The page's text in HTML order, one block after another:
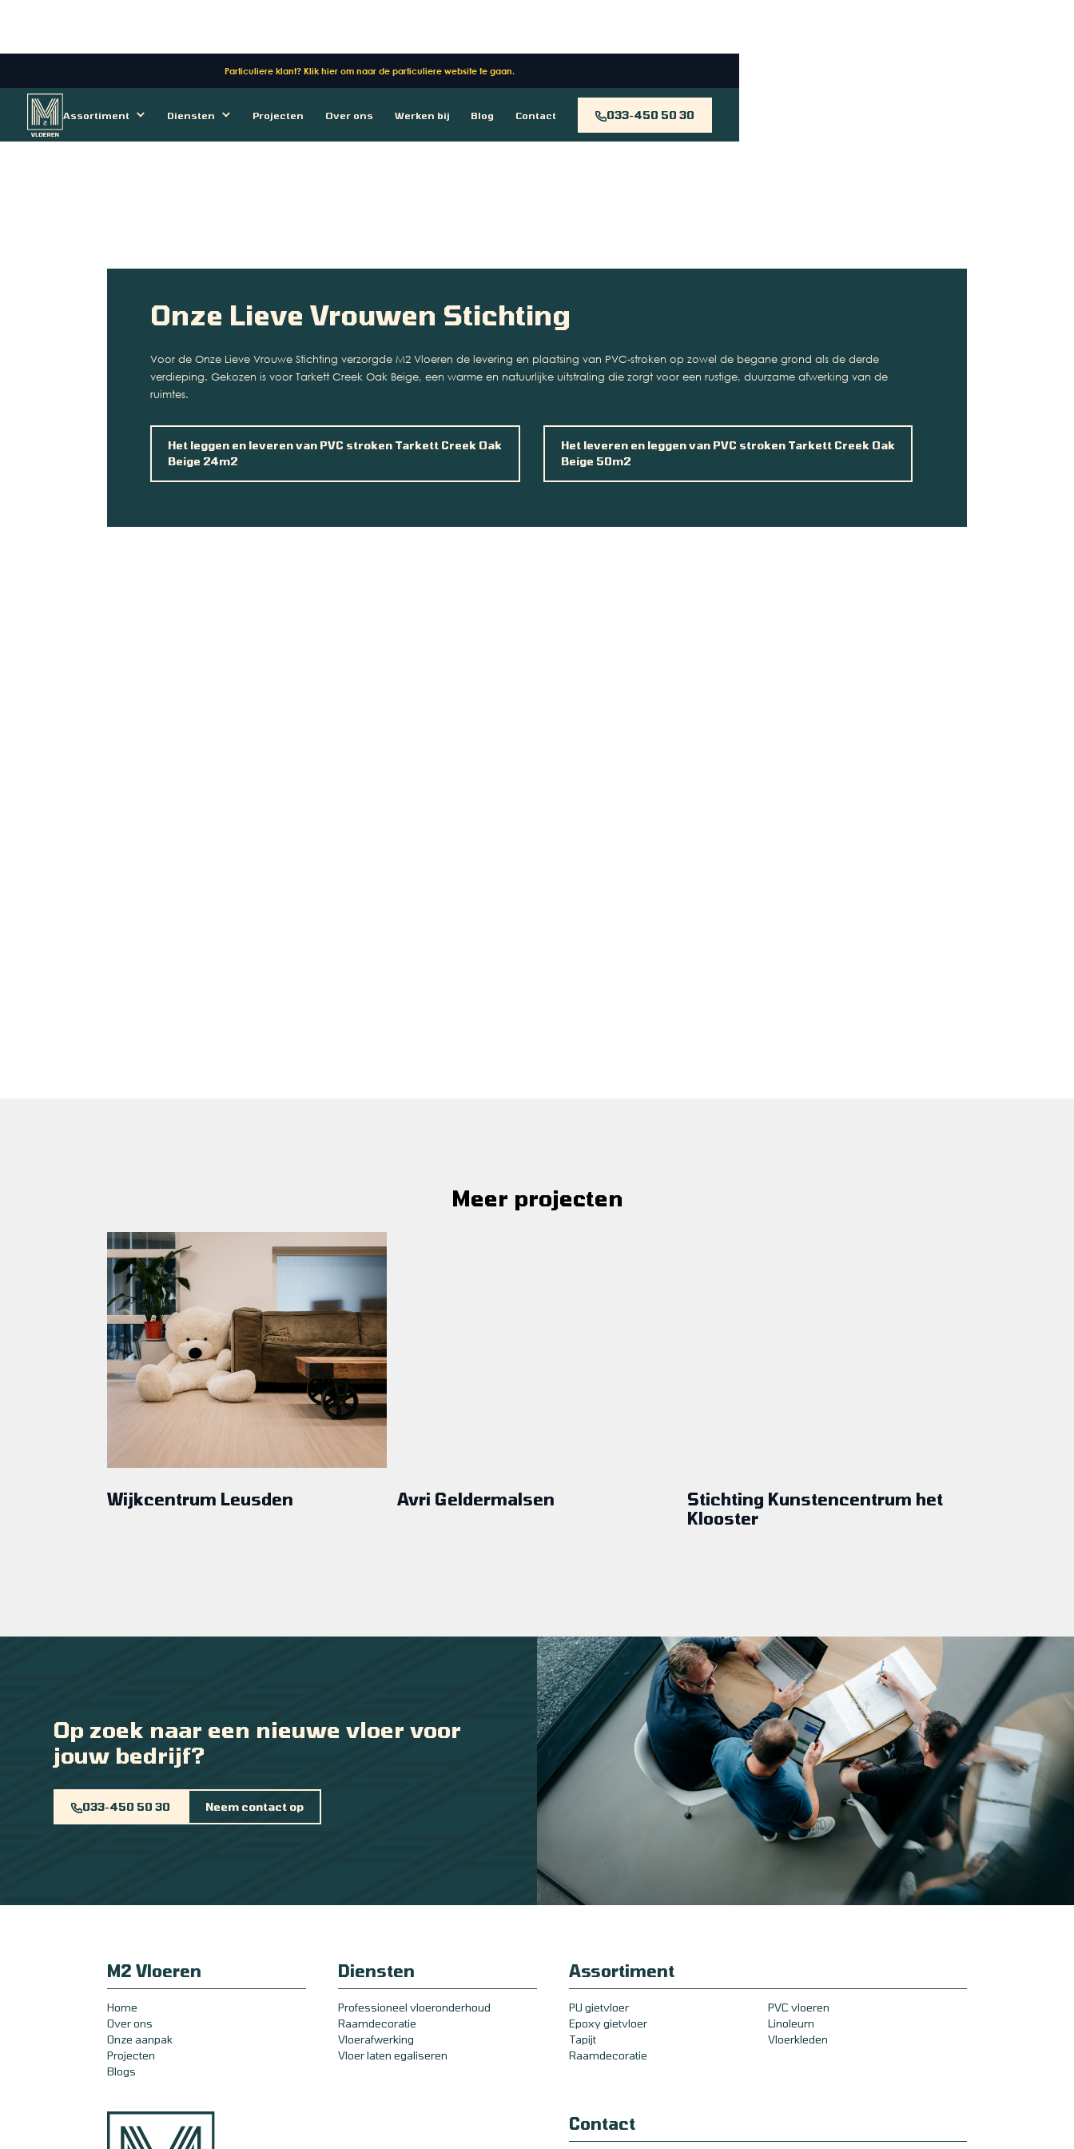
Particuliere klant? Klik hier om naar de particuliere website te gaan.
Assortiment Diensten Projecten Over ons Werken bij Blog Contact 033-450 50 30
Onze Lieve Vrouwen Stichting
Voor de Onze Lieve Vrouwe Stichting verzorgde M2 Vloeren de levering en plaatsing van PVC-stroken op zowel de begane grond als de derde
verdieping. Gekozen is voor Tarkett Creek Oak Beige, een warme en natuurlijke uitstraling die zorgt voor een rustige, duurzame afwerking van de
ruimtes.
Het leggen en leveren van PVC stroken Tarkett Creek Oak
Beige 24m2
Het leveren en leggen van PVC stroken Tarkett Creek Oak
Beige 50m2
Meer projecten
Wijkcentrum Leusden Avri Geldermalsen
Stichting Kunstencentrum het
Klooster
Op zoek naar een nieuwe vloer voor
jouw bedrijf?
033-450 50 30 Neem contact op
M2 Vloeren
Home
Over ons
Onze aanpak
Projecten
Blogs
Diensten
Professioneel vloeronderhoud
Raamdecoratie
Vloerafwerking
Vloer laten egaliseren
Assortiment
PU gietvloer
PVC vloeren
Epoxy gietvloer
Linoleum
Tapijt
Vloerkleden
Raamdecoratie
Contact